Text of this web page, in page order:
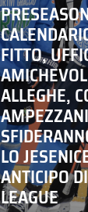
FITTO,
ALLEGHE,
LO
ANTICIPO
LEAGUE